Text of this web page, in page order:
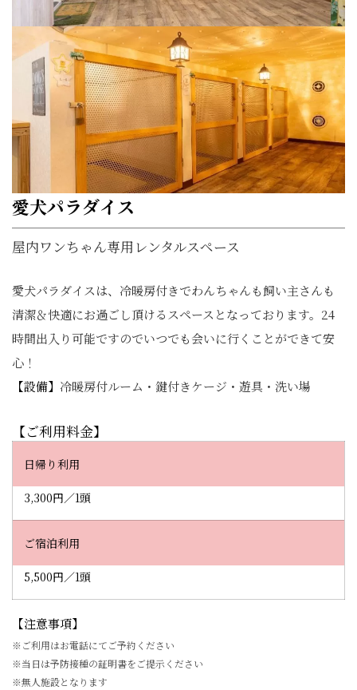
愛犬パラダイス
屋内ワンちゃん専用レンタルスペース
愛犬パラダイスは、冷暖房付きでわんちゃんも飼い主さんも
清潔＆快適にお過ごし頂けるスペースとなっております。24
時間出入り可能ですのでいつでも会いに行くことができて安
心！
【設備】 冷暖房付ルーム・鍵付きケージ・遊具・洗い場
【ご利用料金】
日帰り利用
3,300円／1頭
ご宿泊利用
5,500円／1頭
【注意事項】
※ご利用はお電話にてご予約ください
※当日は予防接種の証明書をご提示ください
※無人施設となります